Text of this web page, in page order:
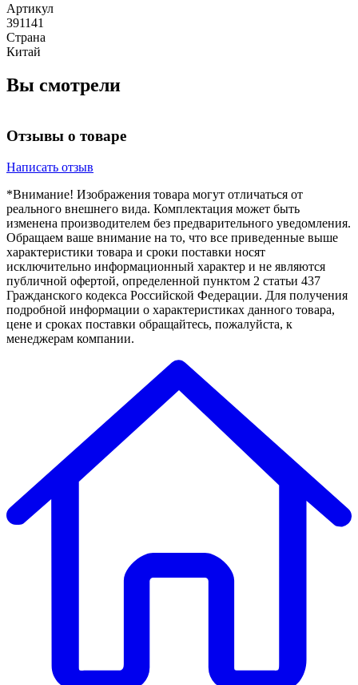
Артикул
391141
Страна
Китай
Вы смотрели
Отзывы о товаре
Написать отзыв
*Внимание! Изображения товара могут отличаться от
реального внешнего вида. Комплектация может быть
изменена производителем без предварительного уведомления.
Обращаем ваше внимание на то, что все приведенные выше
характеристики товара и сроки поставки носят
исключительно информационный характер и не являются
публичной офертой, определенной пунктом 2 статьи 437
Гражданского кодекса Российской Федерации. Для получения
подробной информации о характеристиках данного товара,
цене и сроках поставки обращайтесь, пожалуйста, к
менеджерам компании.